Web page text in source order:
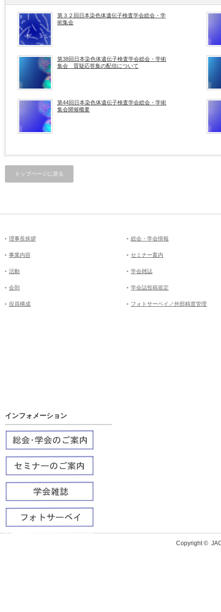
第３２回日本染色体遺伝子検査学会総会・学
術集会
第38回日本染色体遺伝子検査学会総会・学術
集会 質疑応答集の配信について
第44回日本染色体遺伝子検査学会総会・学術
集会開催概要
トップページに戻る
理事長挨拶
事業内容
活動
会則
役員構成
総会・学会情報
セミナー案内
学会雑誌
学会誌投稿規定
フォトサーベイ／外部精度管理
インフォメーション
Copyright ©